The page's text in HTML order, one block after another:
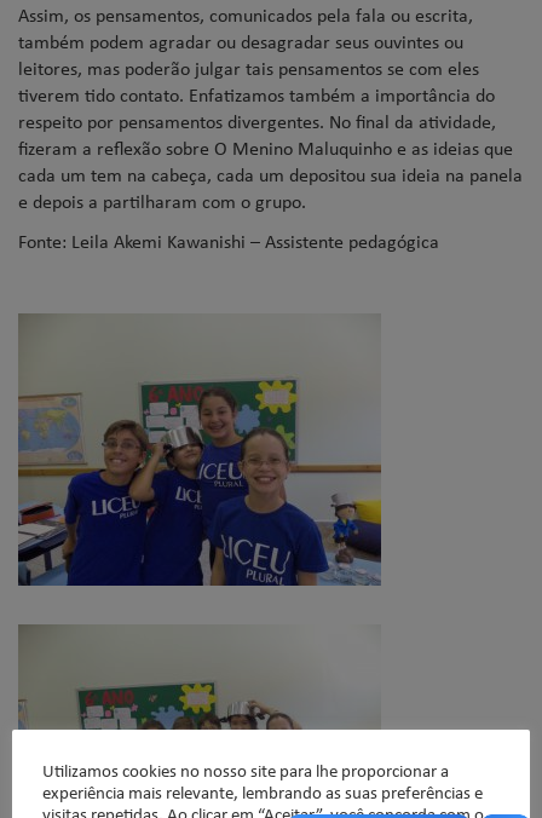
Assim, os pensamentos, comunicados pela fala ou escrita,
também podem agradar ou desagradar seus ouvintes ou
leitores, mas poderão julgar tais pensamentos se com eles
tiverem tido contato. Enfatizamos também a importância do
respeito por pensamentos divergentes. No final da atividade,
fizeram a reflexão sobre O Menino Maluquinho e as ideias que
cada um tem na cabeça, cada um depositou sua ideia na panela
e depois a partilharam com o grupo.
Fonte: Leila Akemi Kawanishi – Assistente pedagógica
Utilizamos cookies no nosso site para lhe proporcionar a
experiência mais relevante, lembrando as suas preferências e
visitas repetidas. Ao clicar em “Aceitar”, você concorda com o